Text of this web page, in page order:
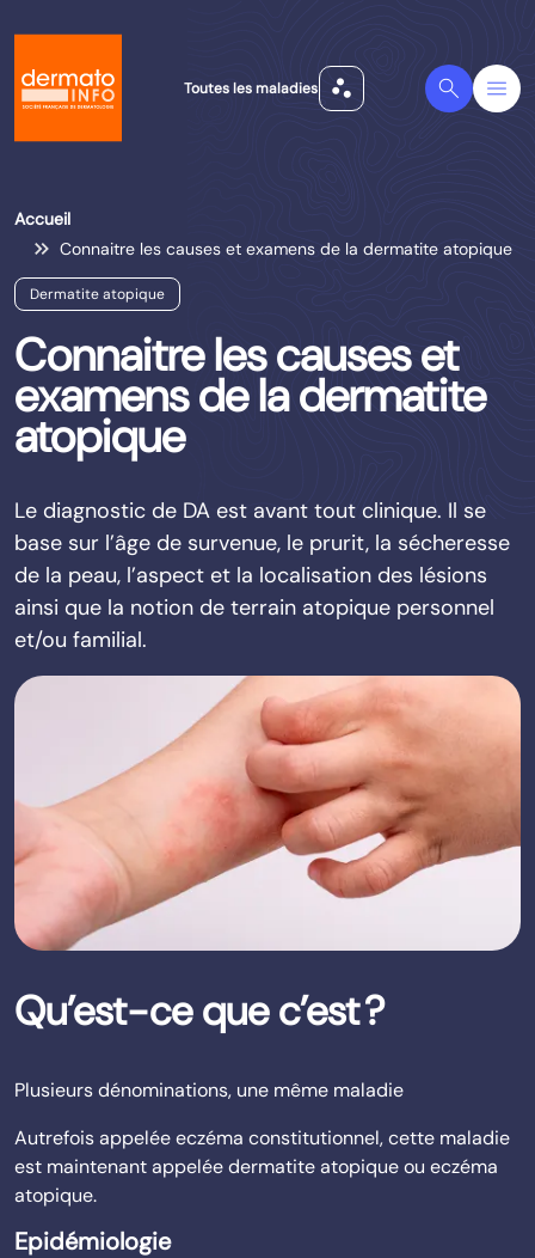
Toutes les maladies scatter_plot Search Menu
Accueil
Connaitre les causes et examens de la dermatite atopique
Dermatite atopique
Connaitre les causes et
examens de la dermatite
atopique
Le diagnostic de DA est avant tout clinique. Il se
base sur l’âge de survenue, le prurit, la sécheresse
de la peau, l’aspect et la localisation des lésions
ainsi que la notion de terrain atopique personnel
et/ou familial.
Qu’est-ce que c’est ?
Plusieurs dénominations, une même maladie
Autrefois appelée eczéma constitutionnel, cette maladie
est maintenant appelée dermatite atopique ou eczéma
atopique.
Epidémiologie